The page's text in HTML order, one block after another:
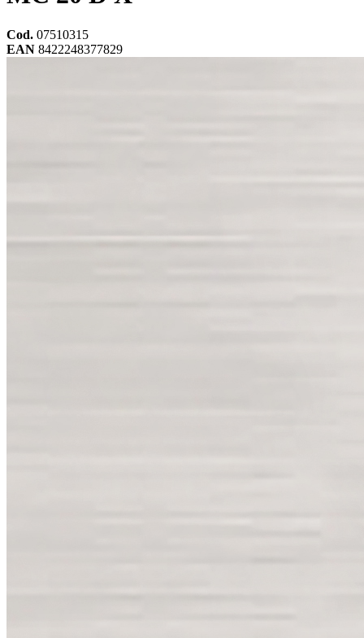
Cod. 07510315
EAN 8422248377829